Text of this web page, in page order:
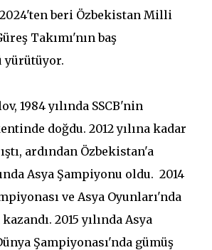
beri Özbekistan Milli
Takımı'nın baş
yürütüyor.
1984 yılında SSCB'nin
doğdu. 2012 yılına kadar
ardından Özbekistan'a
Asya Şampiyonu oldu. 2014
ve Asya Oyunları'nda
2015 yılında Asya
Şampiyonası'nda gümüş